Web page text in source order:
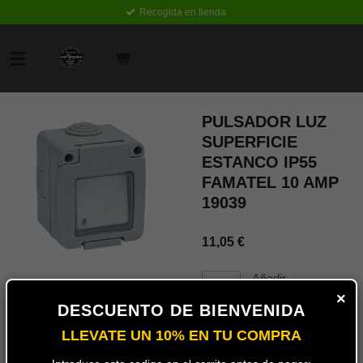
Recogida en tienda
PULSADOR LUZ
SUPERFICIE
ESTANCO IP55
FAMATEL 10 AMP
19039
11,05 €
Añadir
carrito
×
DESCUENTO DE BIENVENIDA
LLEVATE UN 10% EN TU COMPRA